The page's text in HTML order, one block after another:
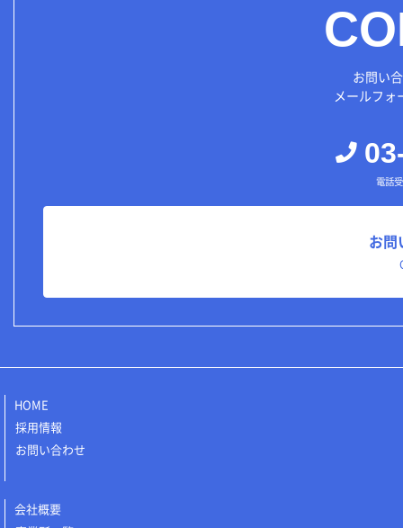
お問い
メールフォ
電話
お問
HOME
採用情報
お問い合わせ
会社概要